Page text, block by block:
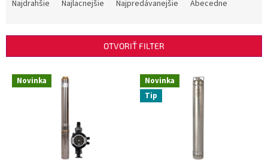
i
Najdrahšie Najlacnejšie Najpredávanejšie Abecedne
OTVORIŤ FILTER
V Novinka
Novinka
Tip